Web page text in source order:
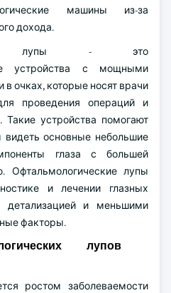
машины из-за
дохода.
лупы - это
устройства с мощными
очках, которые носят врачи
проведения операций и
Такие устройства помогают
основные небольшие
глаза с большей
Офтальмологические лупы
и лечении глазных
детализацией и меньшими
факторы.
лупов
ростом заболеваемости